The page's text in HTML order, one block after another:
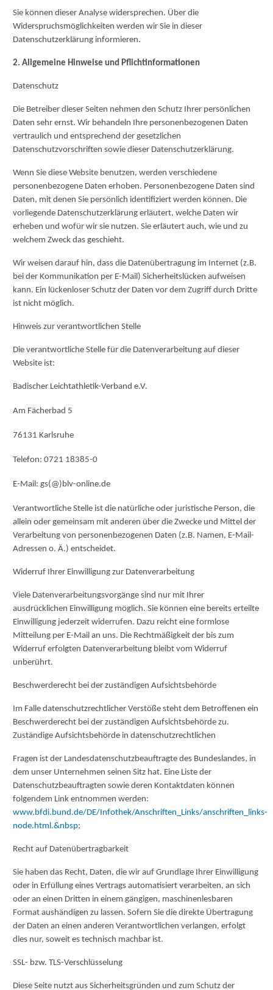
Sie können dieser Analyse widersprechen. Über die
Widerspruchsmöglichkeiten werden wir Sie in dieser
Datenschutzerklärung informieren.
2. Allgemeine Hinweise und Pflichtinformationen
Datenschutz
Die Betreiber dieser Seiten nehmen den Schutz Ihrer persönlichen
Daten sehr ernst. Wir behandeln Ihre personenbezogenen Daten
vertraulich und entsprechend der gesetzlichen
Datenschutzvorschriften sowie dieser Datenschutzerklärung.
Wenn Sie diese Website benutzen, werden verschiedene
personenbezogene Daten erhoben. Personenbezogene Daten sind
Daten, mit denen Sie persönlich identifiziert werden können. Die
vorliegende Datenschutzerklärung erläutert, welche Daten wir
erheben und wofür wir sie nutzen. Sie erläutert auch, wie und zu
welchem Zweck das geschieht.
Wir weisen darauf hin, dass die Datenübertragung im Internet (z.B.
bei der Kommunikation per E-Mail) Sicherheitslücken aufweisen
kann. Ein lückenloser Schutz der Daten vor dem Zugriff durch Dritte
ist nicht möglich.
Hinweis zur verantwortlichen Stelle
Die verantwortliche Stelle für die Datenverarbeitung auf dieser
Website ist:
Badischer Leichtathletik-Verband e.V.
Am Fächerbad 5
76131 Karlsruhe
Telefon: 0721 18385-0
E-Mail: gs(@)blv-online.de
Verantwortliche Stelle ist die natürliche oder juristische Person, die
allein oder gemeinsam mit anderen über die Zwecke und Mittel der
Verarbeitung von personenbezogenen Daten (z.B. Namen, E-Mail-
Adressen o. Ä.) entscheidet.
Widerruf Ihrer Einwilligung zur Datenverarbeitung
Viele Datenverarbeitungsvorgänge sind nur mit Ihrer
ausdrücklichen Einwilligung möglich. Sie können eine bereits erteilte
Einwilligung jederzeit widerrufen. Dazu reicht eine formlose
Mitteilung per E-Mail an uns. Die Rechtmäßigkeit der bis zum
Widerruf erfolgten Datenverarbeitung bleibt vom Widerruf
unberührt.
Beschwerderecht bei der zuständigen Aufsichtsbehörde
Im Falle datenschutzrechtlicher Verstöße steht dem Betroffenen ein
Beschwerderecht bei der zuständigen Aufsichtsbehörde zu.
Zuständige Aufsichtsbehörde in datenschutzrechtlichen
Fragen ist der Landesdatenschutzbeauftragte des Bundeslandes, in
dem unser Unternehmen seinen Sitz hat. Eine Liste der
Datenschutzbeauftragten sowie deren Kontaktdaten können
folgendem Link entnommen werden:
www.bfdi.bund.de/DE/Infothek/Anschriften_Links/anschriften_links-
node.html.&nbsp;
Recht auf Datenübertragbarkeit
Sie haben das Recht, Daten, die wir auf Grundlage Ihrer Einwilligung
oder in Erfüllung eines Vertrags automatisiert verarbeiten, an sich
oder an einen Dritten in einem gängigen, maschinenlesbaren
Format aushändigen zu lassen. Sofern Sie die direkte Übertragung
der Daten an einen anderen Verantwortlichen verlangen, erfolgt
dies nur, soweit es technisch machbar ist.
SSL- bzw. TLS-Verschlüsselung
Diese Seite nutzt aus Sicherheitsgründen und zum Schutz der